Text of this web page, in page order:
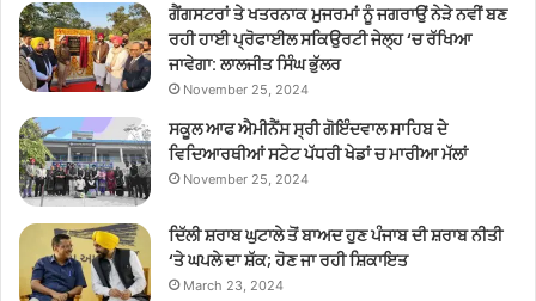
ਗੈਂਗਸਟਰਾਂ ਤੇ ਖਤਰਨਾਕ ਮੁਜਰਮਾਂ ਨੂੰ ਜਗਰਾਉਂ ਨੇੜੇ ਨਵੀਂ ਬਣ
ਰਹੀ ਹਾਈ ਪ੍ਰੋਫਾਈਲ ਸਕਿਉਰਟੀ ਜੇਲ੍ਹ ‘ਚ ਰੱਖਿਆ
ਜਾਵੇਗਾ: ਲਾਲਜੀਤ ਸਿੰਘ ਭੁੱਲਰ
November 25, 2024
ਸਕੂਲ ਆਫ ਐਮੀਨੈਂਸ ਸ੍ਰੀ ਗੋਇੰਦਵਾਲ ਸਾਹਿਬ ਦੇ
ਵਿਦਿਆਰਥੀਆਂ ਸਟੇਟ ਪੱਧਰੀ ਖੇਡਾਂ ਚ ਮਾਰੀਆ ਮੱਲਾਂ
November 25, 2024
ਦਿੱਲੀ ਸ਼ਰਾਬ ਘੁਟਾਲੇ ਤੋਂ ਬਾਅਦ ਹੁਣ ਪੰਜਾਬ ਦੀ ਸ਼ਰਾਬ ਨੀਤੀ
‘ਤੇ ਘਪਲੇ ਦਾ ਸ਼ੱਕ; ਹੋਣ ਜਾ ਰਹੀ ਸ਼ਿਕਾਇਤ
March 23, 2024